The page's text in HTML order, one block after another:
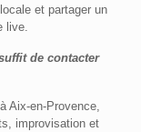
et partager un
live.
de contacter
Aix-en-Provence,
improvisation et